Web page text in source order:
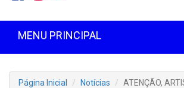
MENU PRINCIPAL
Página Inicial Notícias ATENÇÃO,